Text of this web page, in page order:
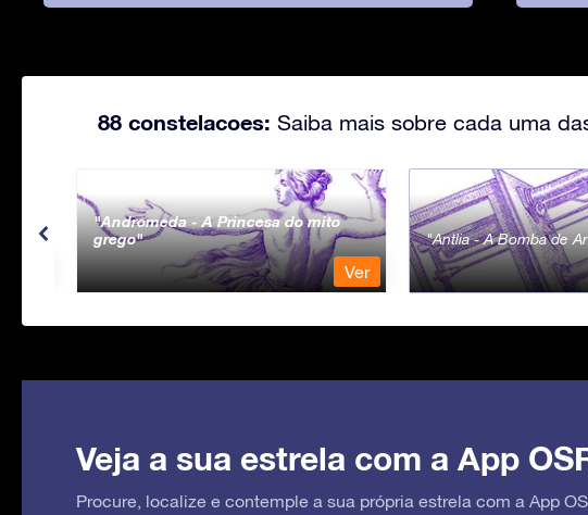
88 constelacoes: Saiba mais sobre cada uma
Andromeda - A Princesa do mito
grego
Ver
Antlia - A Bomba de Ar
Veja a sua estrela com a App
Procure, localize e contemple a sua própria estrela com a App